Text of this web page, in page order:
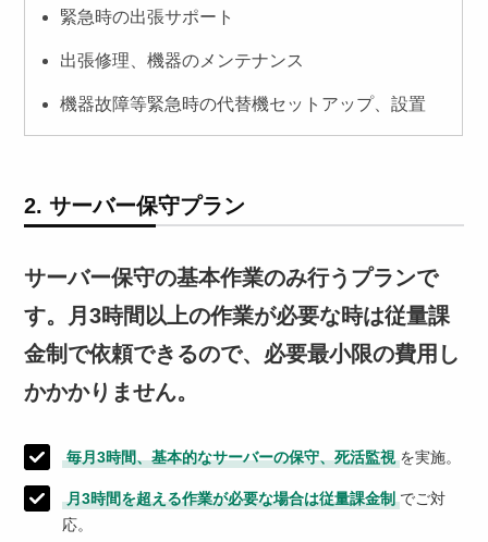
緊急時の出張サポート
出張修理、機器のメンテナンス
機器故障等緊急時の代替機セットアップ、設置
2. サーバー保守プラン
サーバー保守の基本作業のみ行うプランで
す。月3時間以上の作業が必要な時は従量課
金制で依頼できるので、必要最小限の費用し
かかかりません。
毎月3時間、基本的なサーバーの保守、死活監視 を実施。
月3時間を超える作業が必要な場合は従量課金制 でご対
応。